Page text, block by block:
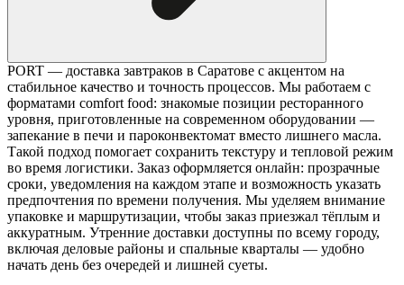
PORT — доставка завтраков в Саратове с акцентом на
стабильное качество и точность процессов. Мы работаем с
форматами comfort food: знакомые позиции ресторанного
уровня, приготовленные на современном оборудовании —
запекание в печи и пароконвектомат вместо лишнего масла.
Такой подход помогает сохранить текстуру и тепловой режим
во время логистики. Заказ оформляется онлайн: прозрачные
сроки, уведомления на каждом этапе и возможность указать
предпочтения по времени получения. Мы уделяем внимание
упаковке и маршрутизации, чтобы заказ приезжал тёплым и
аккуратным. Утренние доставки доступны по всему городу,
включая деловые районы и спальные кварталы — удобно
начать день без очередей и лишней суеты.